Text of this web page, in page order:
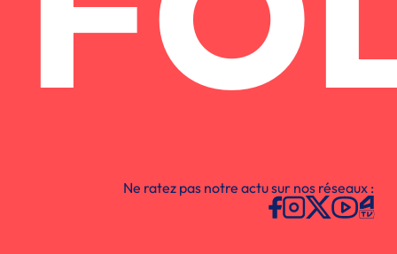
Ne ratez pas notre actu sur nos réseaux :